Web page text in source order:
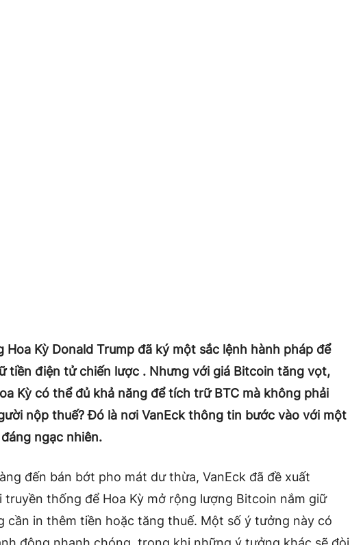
Hoa Kỳ Donald Trump đã ký một sắc lệnh hành pháp để
tiền điện tử chiến lược . Nhưng với giá Bitcoin tăng vọt,
Kỳ có thể đủ khả năng để tích trữ BTC mà không phải
nộp thuế? Đó là nơi VanEck thông tin bước vào với một
ngạc nhiên.
đến bán bớt pho mát dư thừa, VanEck đã đề xuất
thống để Hoa Kỳ mở rộng lượng Bitcoin nắm giữ
cần in thêm tiền hoặc tăng thuế. Một số ý tưởng này có